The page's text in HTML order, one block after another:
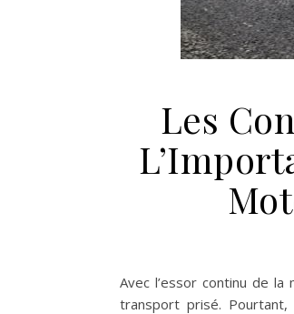
Les
Avec l’essor continu de
transport prisé.